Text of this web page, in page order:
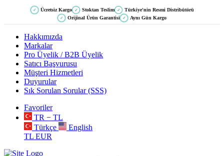
✓ Ücretsiz Kargo ✓ Stoktan Teslim ✓ Türkiye'nin Resmi Distribütörü
✓ Orijinal Ürün Garantisi ✓ Aynı Gün Kargo
Hakkımızda
Markalar
Pro Üyelik / B2B Üyelik
Satıcı Başvurusu
Müşteri Hizmetleri
Duyurular
Sık Sorulan Sorular (SSS)
Favoriler
TR − TL
Türkçe
English
TL EUR